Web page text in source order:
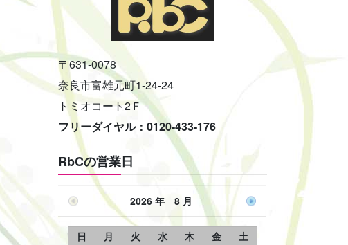
〒631-0078
奈良市富雄元町1-24-24
トミオコート2Ｆ
フリーダイヤル：0120-433-176
RbCの営業日
2026 年 8 月
日 月 火 水 木 金
土